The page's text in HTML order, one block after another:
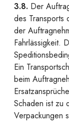
3.8. Der
des Transports
der
Fahrlässigkeit.
Ein
beim
Schaden ist zu
Verpackungen